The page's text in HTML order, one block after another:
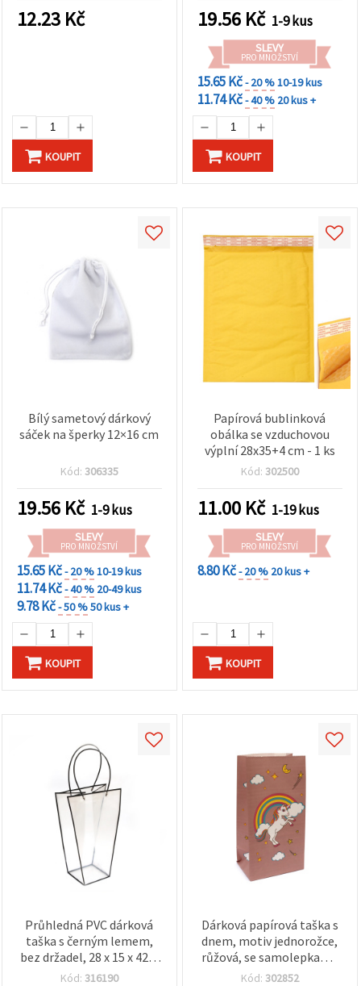
"Uložit"
12.23 Kč
KOUPIT
19.56 Kč 1-9 kus
SLEVY
PRO MNOŽSTVÍ
15.65 Kč- 20 %10-19 kus
11.74 Kč- 40 % 20 kus +
KOUPIT
Bílý sametový dárkový
sáček na šperky 12×16 cm
Kód: 306335
19.56 Kč 1-9 kus
SLEVY
PRO MNOŽSTVÍ
15.65 Kč- 20 %10-19 kus
11.74 Kč- 40 % 20-49 kus
9.78 Kč- 50 %50 kus +
KOUPIT
Papírová bublinková
obálka se vzduchovou
výplní 28x35+4 cm - 1 ks
Kód: 302500
11.00 Kč 1-19 kus
SLEVY
PRO MNOŽSTVÍ
8.80 Kč- 20 % 20 kus +
KOUPIT
Průhledná PVC dárková
taška s černým lemem,
bez držadel, 28 x 15 x 42,5
cm
Kód: 316190
Dárková papírová taška s
dnem, motiv jednorožce,
růžová, se samolepkami,
11,5 x 8 x 21 cm
Kód: 302852